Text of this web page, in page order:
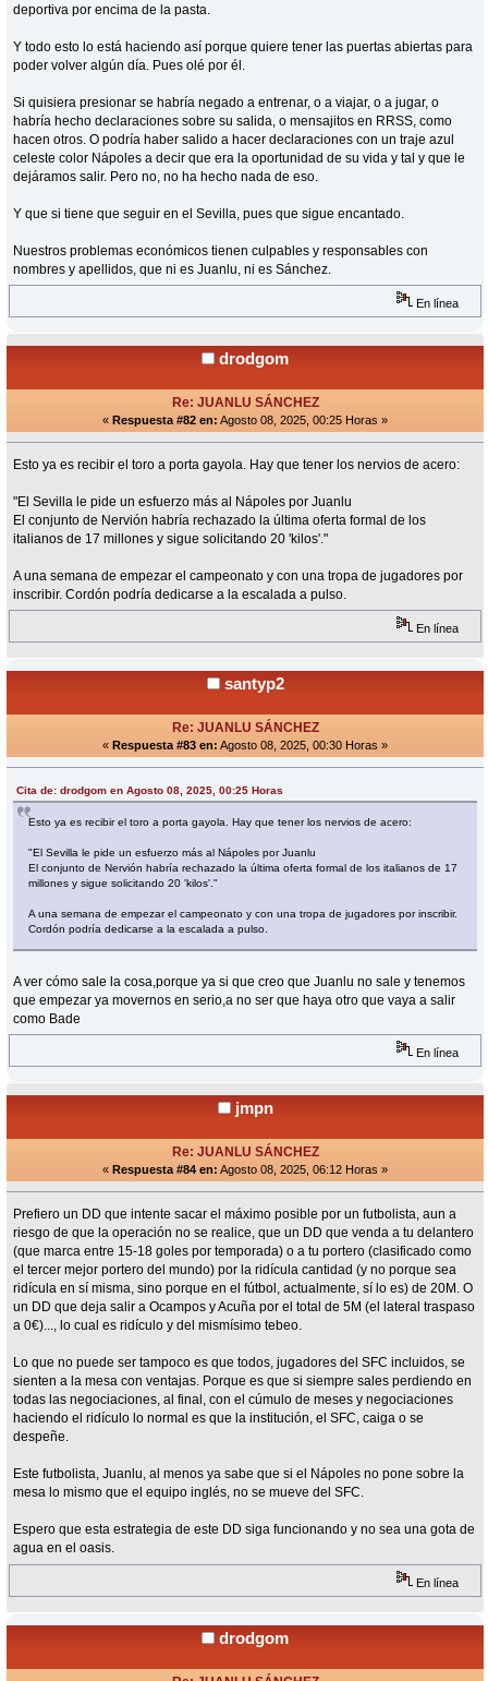
deportiva por encima de la pasta.
Y todo esto lo está haciendo así porque quiere tener las puertas abiertas para
poder volver algún día. Pues olé por él.
Si quisiera presionar se habría negado a entrenar, o a viajar, o a jugar, o
habría hecho declaraciones sobre su salida, o mensajitos en RRSS, como
hacen otros. O podría haber salido a hacer declaraciones con un traje azul
celeste color Nápoles a decir que era la oportunidad de su vida y tal y que le
dejáramos salir. Pero no, no ha hecho nada de eso.
Y que si tiene que seguir en el Sevilla, pues que sigue encantado.
Nuestros problemas económicos tienen culpables y responsables con
nombres y apellidos, que ni es Juanlu, ni es Sánchez.
En línea
drodgom
Re: JUANLU SÁNCHEZ
« Respuesta #82 en: Agosto 08, 2025, 00:25 Horas »
Esto ya es recibir el toro a porta gayola. Hay que tener los nervios de acero:
"El Sevilla le pide un esfuerzo más al Nápoles por Juanlu
El conjunto de Nervión habría rechazado la última oferta formal de los
italianos de 17 millones y sigue solicitando 20 'kilos'."
A una semana de empezar el campeonato y con una tropa de jugadores por
inscribir. Cordón podría dedicarse a la escalada a pulso.
En línea
santyp2
Re: JUANLU SÁNCHEZ
« Respuesta #83 en: Agosto 08, 2025, 00:30 Horas »
Cita de: drodgom en Agosto 08, 2025, 00:25 Horas
Esto ya es recibir el toro a porta gayola. Hay que tener los nervios de acero:
"El Sevilla le pide un esfuerzo más al Nápoles por Juanlu
El conjunto de Nervión habría rechazado la última oferta formal de los italianos de 17
millones y sigue solicitando 20 'kilos'."
A una semana de empezar el campeonato y con una tropa de jugadores por inscribir.
Cordón podría dedicarse a la escalada a pulso.
A ver cómo sale la cosa,porque ya si que creo que Juanlu no sale y tenemos
que empezar ya movernos en serio,a no ser que haya otro que vaya a salir
como Bade
En línea
jmpn
Re: JUANLU SÁNCHEZ
« Respuesta #84 en: Agosto 08, 2025, 06:12 Horas »
Prefiero un DD que intente sacar el máximo posible por un futbolista, aun a
riesgo de que la operación no se realice, que un DD que venda a tu delantero
(que marca entre 15-18 goles por temporada) o a tu portero (clasificado como
el tercer mejor portero del mundo) por la ridícula cantidad (y no porque sea
ridícula en sí misma, sino porque en el fútbol, actualmente, sí lo es) de 20M. O
un DD que deja salir a Ocampos y Acuña por el total de 5M (el lateral traspaso
a 0€)..., lo cual es ridículo y del mismísimo tebeo.
Lo que no puede ser tampoco es que todos, jugadores del SFC incluidos, se
sienten a la mesa con ventajas. Porque es que si siempre sales perdiendo en
todas las negociaciones, al final, con el cúmulo de meses y negociaciones
haciendo el ridículo lo normal es que la institución, el SFC, caiga o se
despeñe.
Este futbolista, Juanlu, al menos ya sabe que si el Nápoles no pone sobre la
mesa lo mismo que el equipo inglés, no se mueve del SFC.
Espero que esta estrategia de este DD siga funcionando y no sea una gota de
agua en el oasis.
En línea
drodgom